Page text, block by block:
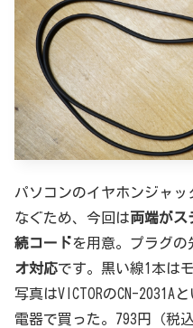
パソコンのイヤホンジャ
なぐため、今回は両端がス
続コードを用意。プラグの
オ対応です。黒い線1本は
写真はVICTORのCN-2031A
電器で買った。793円（税込